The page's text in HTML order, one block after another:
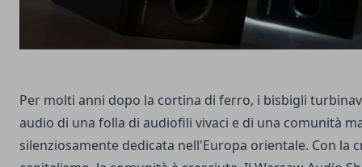
Per molti anni dopo la cortina di ferro, i bisbigli
audio di una folla di audiofili vivaci e di una comunità
silenziosamente dedicata nell'Europa orientale. Con la